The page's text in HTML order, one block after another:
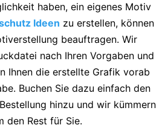
haben, ein eigenes Motiv
Ideen zu erstellen, können
beauftragen. Wir
nach Ihren Vorgaben und
Ihnen die erstellte Grafik vorab
Buchen Sie dazu einfach den
hinzu und wir kümmern
den Rest für Sie.